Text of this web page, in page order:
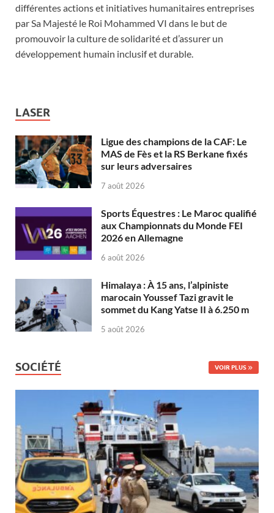
différentes actions et initiatives humanitaires entreprises
par Sa Majesté le Roi Mohammed VI dans le but de
promouvoir la culture de solidarité et d’assurer un
développement humain inclusif et durable.
LASER
Ligue des champions de la CAF: Le
MAS de Fès et la RS Berkane fixés
sur leurs adversaires
7 août 2026
Sports Équestres : Le Maroc qualifié
aux Championnats du Monde FEI
2026 en Allemagne
6 août 2026
Himalaya : À 15 ans, l’alpiniste
marocain Youssef Tazi gravit le
sommet du Kang Yatse II à 6.250 m
5 août 2026
SOCIÉTÉ VOIR PLUS